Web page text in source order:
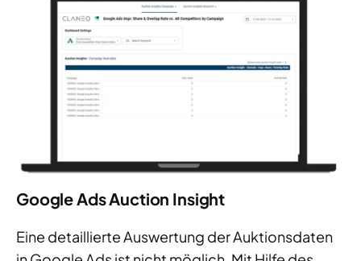
Google Ads Auction Insight
Eine detaillierte Auswertung der Auktionsdaten